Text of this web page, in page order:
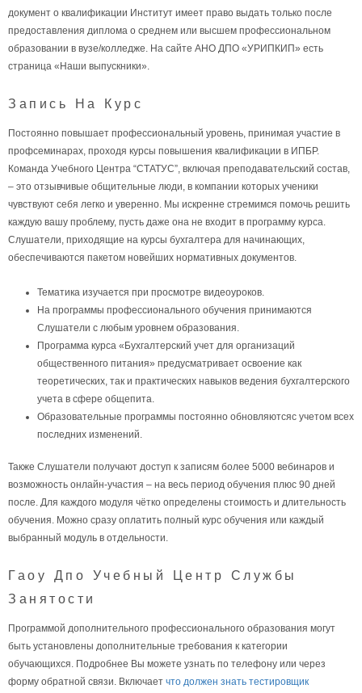
документ о квалификации Институт имеет право выдать только после
предоставления диплома о среднем или высшем профессиональном
образовании в вузе/колледже. На сайте АНО ДПО «УРИПКИП» есть
страница «Наши выпускники».
Запись На Курс
Постоянно повышает профессиональный уровень, принимая участие в
профсеминарах, проходя курсы повышения квалификации в ИПБР.
Команда Учебного Центра “СТАТУС”, включая преподавательский состав,
– это отзывчивые общительные люди, в компании которых ученики
чувствуют себя легко и уверенно. Мы искренне стремимся помочь решить
каждую вашу проблему, пусть даже она не входит в программу курса.
Слушатели, приходящие на курсы бухгалтера для начинающих,
обеспечиваются пакетом новейших нормативных документов.
Тематика изучается при просмотре видеоуроков.
На программы профессионального обучения принимаются
Слушатели с любым уровнем образования.
Программа курса «Бухгалтерский учет для организаций
общественного питания» предусматривает освоение как
теоретических, так и практических навыков ведения бухгалтерского
учета в сфере общепита.
Образовательные программы постоянно обновляютсяс учетом всех
последних изменений.
Также Слушатели получают доступ к записям более 5000 вебинаров и
возможность онлайн-участия – на весь период обучения плюс 90 дней
после. Для каждого модуля чётко определены стоимость и длительность
обучения. Можно сразу оплатить полный курс обучения или каждый
выбранный модуль в отдельности.
Гаоу Дпо Учебный Центр Службы
Занятости
Программой дополнительного профессионального образования могут
быть установлены дополнительные требования к категории
обучающихся. Подробнее Вы можете узнать по телефону или через
форму обратной связи. Включает что должен знать тестировщик